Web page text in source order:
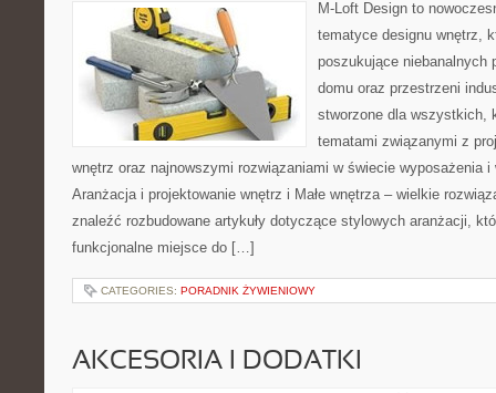
M-Loft Design to
tematyce designu wnętrz,
poszukujące niebanalnych
domu oraz przestrzeni
stworzone dla wszystkich,
tematami związanymi z
wnętrz oraz najnowszymi rozwiązaniami w świecie wyposażenia
Aranżacja i projektowanie wnętrz i Małe wnętrza – wielkie
znaleźć rozbudowane artykuły dotyczące stylowych aranżacji,
funkcjonalne miejsce do […]
CATEGORIES: PORADNIK ŻYWIENIOWY
AKCESORIA I DODATKI